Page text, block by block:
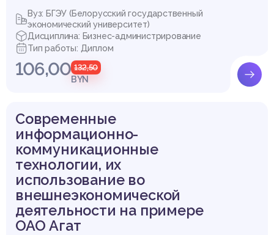
Вуз: БГЭУ (Белорусский государственный
экономический университет)
Дисциплина: Бизнес-администрирование
Тип работы: Диплом
106,00 132,50
BYN
Современные
информационно-
коммуникационные
технологии, их
использование во
внешнеэкономической
деятельности на примере
ОАО Агат